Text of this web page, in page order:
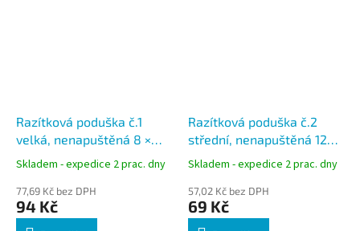
Razítková poduška č.1
velká, nenapuštěná 8 ×
15,5 cm
Skladem - expedice 2 prac. dny
77,69 Kč bez DPH
94 Kč
Razítková poduška č.2
střední, nenapuštěná 120
× 60 mm
Skladem - expedice 2 prac. dny
57,02 Kč bez DPH
69 Kč